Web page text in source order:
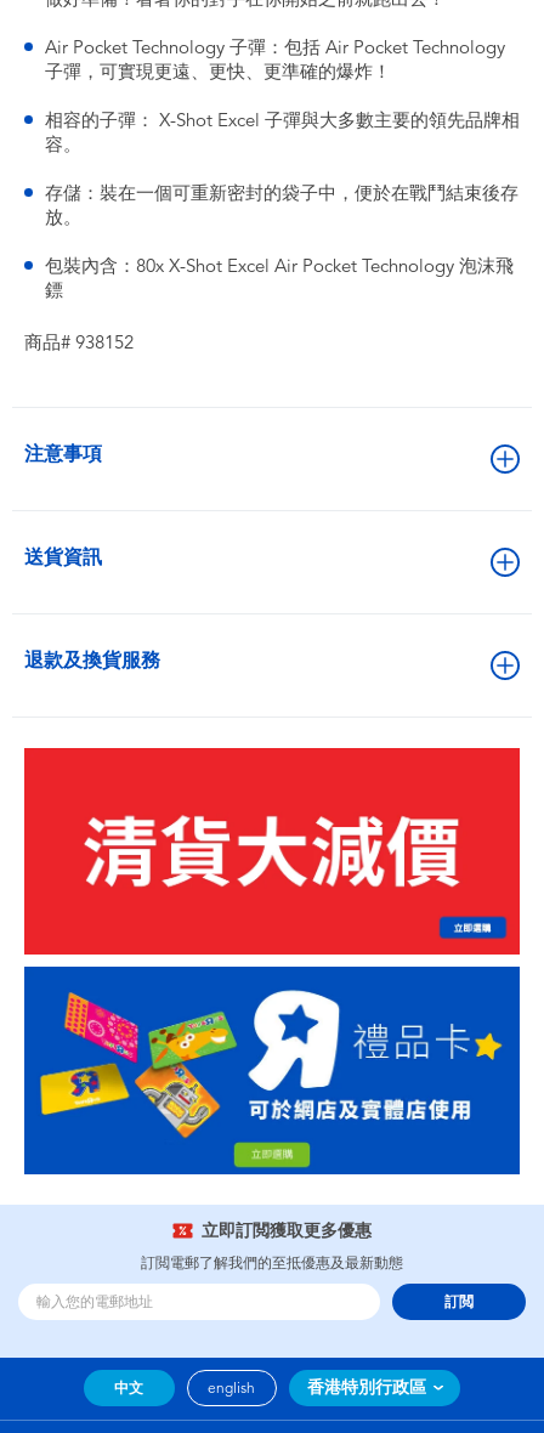
Air Pocket Technology 子彈：包括 Air Pocket Technology
子彈，可實現更遠、更快、更準確的爆炸！
相容的子彈： X-Shot Excel 子彈與大多數主要的領先品牌相
容。
存儲：裝在一個可重新密封的袋子中，便於在戰鬥結束後存
放。
包裝內含：80x X-Shot Excel Air Pocket Technology 泡沫飛
鏢
商品# 938152
注意事項
送貨資訊
退款及換貨服務
立即訂閲獲取更多優惠
訂閲電郵了解我們的至抵優惠及最新動態
訂閲
中文 english 香港特別行政區